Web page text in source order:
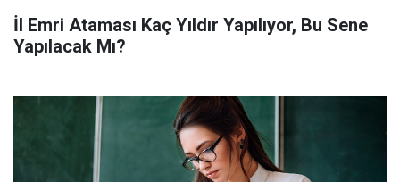
İl Emri Ataması Kaç Yıldır Yapılıyor, Bu Sene
Yapılacak Mı?